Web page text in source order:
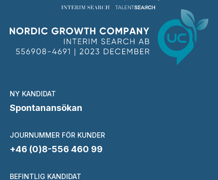
NY KANDIDAT
Spontanansökan
JOURNUMMER FÖR KUNDER
+46 (0)8-556 460 99
BEFINTLIG KANDIDAT